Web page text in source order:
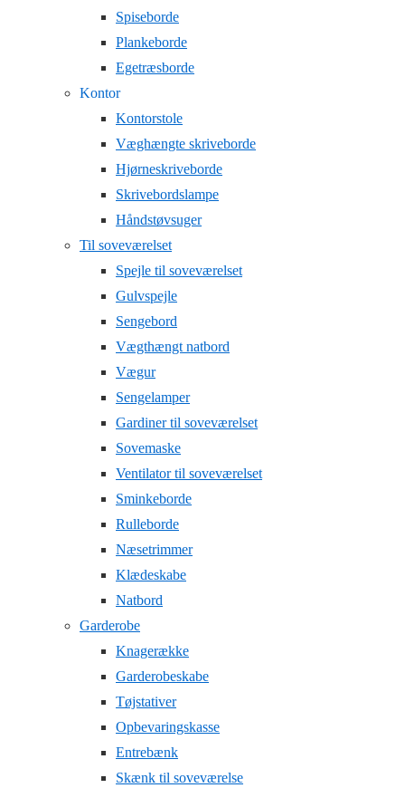
Spiseborde
Plankeborde
Egetræsborde
Kontor
Kontorstole
Væghængte skriveborde
Hjørneskriveborde
Skrivebordslampe
Håndstøvsuger
Til soveværelset
Spejle til soveværelset
Gulvspejle
Sengebord
Vægthængt natbord
Vægur
Sengelamper
Gardiner til soveværelset
Sovemaske
Ventilator til soveværelset
Sminkeborde
Rulleborde
Næsetrimmer
Klædeskabe
Natbord
Garderobe
Knagerække
Garderobeskabe
Tøjstativer
Opbevaringskasse
Entrebænk
Skænk til soveværelse